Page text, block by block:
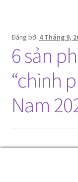
Đăng bởi 4 Tháng 9,
6 sản
“chinh
Nam
Tại Lễ công bố
số Make in Viet